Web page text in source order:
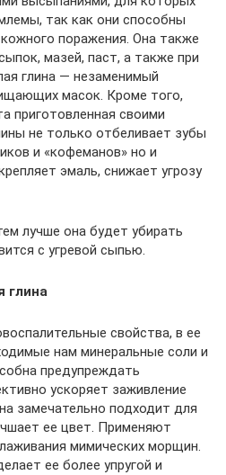
так как они способны
кожного поражения. Она также
мазей, паст, а также при
глина — незаменимый
масок. Кроме того,
приготовленная своими
не только отбеливает зубы
и «кофеманов» но и
эмаль, снижает угрозу
лучше она будет убирать
с угревой сыпью.
глина
свойства, в ее
нам минеральные соли и
предупреждать
ускоряет заживление
замечательно подходит для
ее цвет. Применяют
мимических морщин.
ее более упругой и